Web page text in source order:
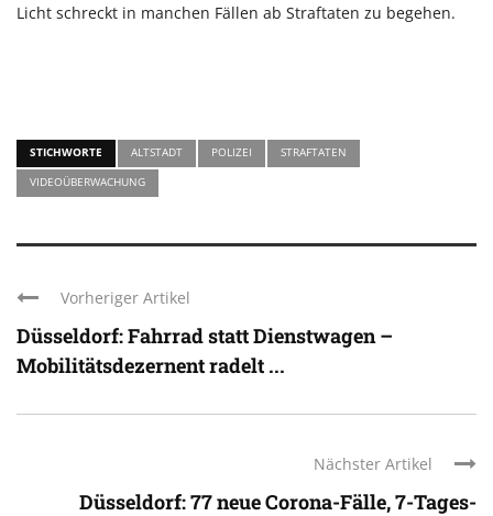
Licht schreckt in manchen Fällen ab Straftaten zu begehen.
STICHWORTE ALTSTADT POLIZEI
STRAFTATEN
VIDEOÜBERWACHUNG
Vorheriger Artikel
Düsseldorf: Fahrrad statt Dienstwagen –
Mobilitätsdezernent radelt ...
Nächster Artikel
Düsseldorf: 77 neue Corona-Fälle, 7-Tages-